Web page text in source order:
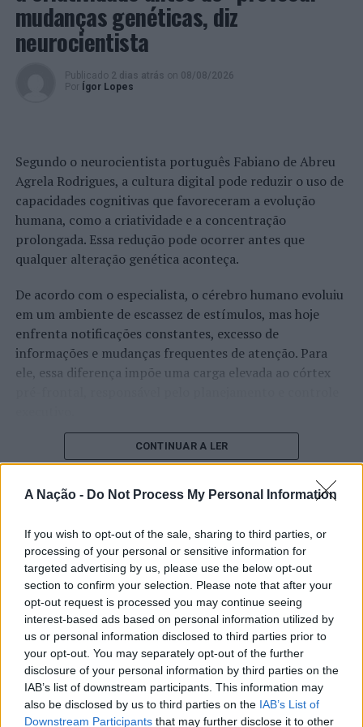
A Nação - Do Not Process My Personal Information
If you wish to opt-out of the sale, sharing to third parties, or
processing of your personal or sensitive information for
targeted advertising by us, please use the below opt-out
section to confirm your selection. Please note that after your
opt-out request is processed you may continue seeing
interest-based ads based on personal information utilized by
us or personal information disclosed to third parties prior to
your opt-out. You may separately opt-out of the further
disclosure of your personal information by third parties on the
IAB’s list of downstream participants. This information may
also be disclosed by us to third parties on the IAB’s List of
Downstream Participants that may further disclose it to other
PRÓXIMO
Faculdade de Educação e Psicologia organiza Semana
NÃO PERCA
mudanças genéticas, diz
neurocientista
Publicado 2 dias atrás on 08/08/2026
Por
Ígor Lopes
Segundo o neurocientista português Fabiano de Abreu
Agrela Rodrigues, a cultura digital pode reduzir o uso de
capacidades cognitivas que favoreceram a evolução
humana, como a criatividade e a concentração
prolongada. Essa redução pode ocorrer antes que
qualquer alteração genética aconteça.
De acordo com o especialista, o cérebro humano evoluiu
em um ambiente de escassez de estímulos, mas hoje
enfrenta notificações constantes, excesso de
informações e mudanças frequentes de atenção. Para
ele, essa diferença impõe uma carga elevada ao córtex
O pesquisador afirma que plataformas digitais também
estimulam continuamente o sistema de recompensa do
cérebro, favorecendo a fadiga mental, a dificuldade de
manter a atenção e a procrastinação. Na sua visão,
aumentam a sensação de sobrecarga, enquanto o stress
prolongado pode elevar os níveis de cortisol e
prejudicar o desempenho cognitivo.
Fabiano de Abreu Agrela Rodrigues ressalta que não há
evidências de que o ambiente digital provoque mudanças
genéticas na espécie humana. A adaptação observada,
afirma, ocorre por meio da neuroplasticidade, processo
pelo qual os circuitos neurais se reorganizam em
resposta às experiências.
CONTINUAR A LER
“Millennium Estoril Open 2026”
regressou ao circuito ATP com
vitória do francês Luca Van Assche
Publicado 3 dias atrás on 07/08/2026
Por Ígor Lopes
O “Millennium Estoril Open 2026” decorreu entre os